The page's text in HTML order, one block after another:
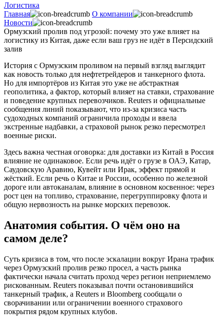
Логистика
Главная
О компании
Новости
Ормузский пролив под угрозой: почему это уже влияет на
логистику из Китая, даже если ваш груз не идёт в Персидский
залив
История с Ормузским проливом на первый взгляд выглядит
как новость только для нефтетрейдеров и танкерного флота.
Но для импортёров из Китая это уже не абстрактная
геополитика, а фактор, который влияет на ставки, страхование
и поведение крупных перевозчиков. Reuters и официальные
сообщения линий показывают, что из-за кризиса часть
судоходных компаний ограничила проходы и ввела
экстренные надбавки, а страховой рынок резко пересмотрел
военные риски.
Здесь важна честная оговорка: для доставки из Китай в Россия
влияние не одинаковое. Если речь идёт о грузе в ОАЭ, Катар,
Саудовскую Аравию, Кувейт или Ирак, эффект прямой и
жёсткий. Если речь о Китае и России, особенно по железной
дороге или автоканалам, влияние в основном косвенное: через
рост цен на топливо, страхование, перегруппировку флота и
общую нервозность на рынке морских перевозок.
Анатомия события. О чём оно на
самом деле?
Суть кризиса в том, что после эскалации вокруг Ирана трафик
через Ормузский пролив резко просел, а часть рынка
фактически начала считать проход через регион неприемлемо
рискованным. Reuters показывал почти остановившийся
танкерный трафик, а Reuters и Bloomberg сообщали о
сворачивании или ограничении военного страхового
покрытия рядом крупных клубов.